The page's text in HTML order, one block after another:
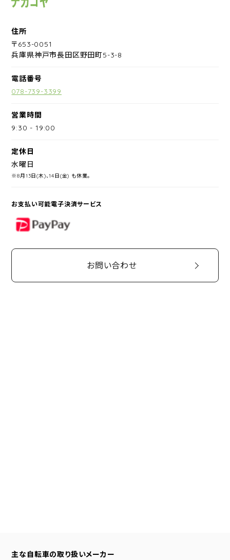
住所
〒653-0051
兵庫県神戸市長田区野田町5-3-8
電話番号
078-739-3399
営業時間
9:30 -19:00
定休日
水曜日
※8月13日(木)、14日(金) も休業。
お支払い可能電子決済サービス
PayPay
お問い合わせ
主な自転車の取り扱いメーカー